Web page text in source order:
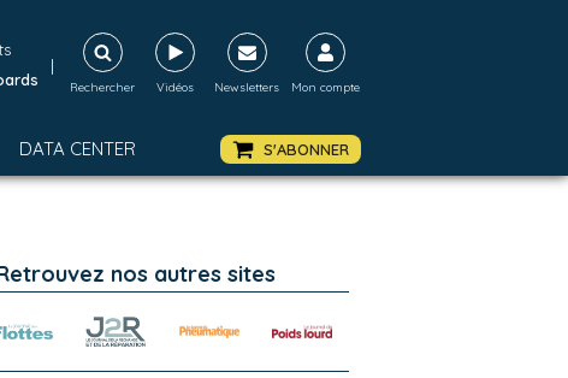
|
Rechercher Vidéos Newsletters Mon compte
DATA CENTER S'ABONNER
nos autres sites